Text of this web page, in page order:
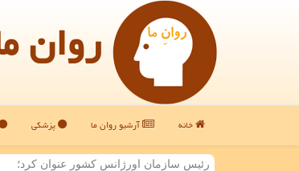
روان
خانه آرشیو روان ما پزشکی
رئیس سازمان اورژانس كشور عنوان كرد؛